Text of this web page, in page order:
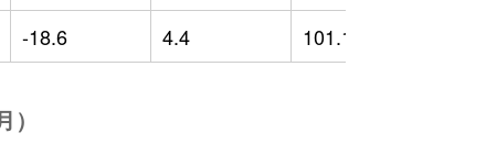
-18.6 4.4 101.14